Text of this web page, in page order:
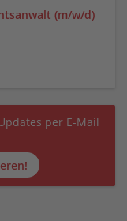
(m/w/d)
per E-Mail